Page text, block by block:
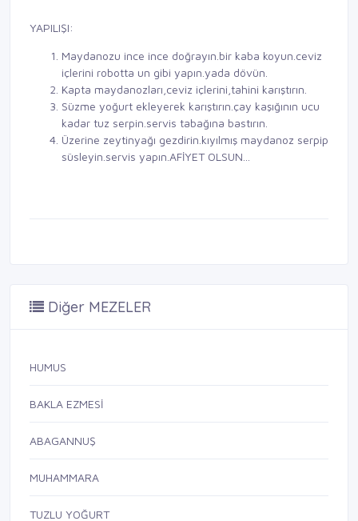
YAPILIŞI:
Maydanozu ince ince doğrayın.bir kaba koyun.ceviz
içlerini robotta un gibi yapın.yada dövün.
Kapta maydanozları,ceviz içlerini,tahini karıştırın.
Süzme yoğurt ekleyerek karıştırın.çay kaşığının ucu
kadar tuz serpin.servis tabağına bastırın.
Üzerine zeytinyağı gezdirin.kıyılmış maydanoz serpip
süsleyin.servis yapın.AFİYET OLSUN...
Diğer MEZELER
HUMUS
BAKLA EZMESİ
ABAGANNUŞ
MUHAMMARA
TUZLU YOĞURT